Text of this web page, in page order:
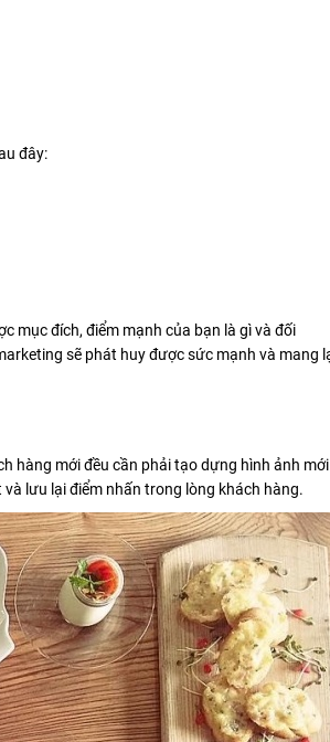
đây:
mục đích, điểm mạnh của bạn là gì và đối
sẽ phát huy được sức mạnh và mang
hàng mới đều cần phải tạo dựng hình ảnh mới
lưu lại điểm nhấn trong lòng khách hàng.